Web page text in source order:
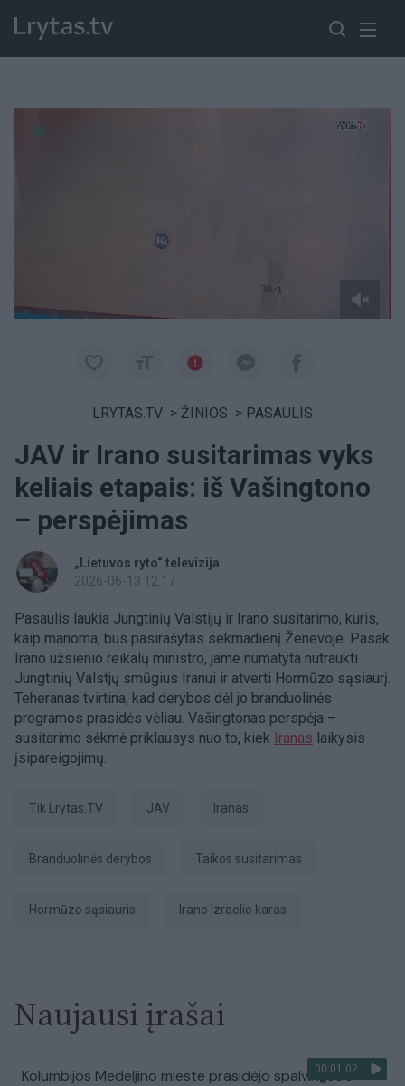
LRYTAS.TV > ŽINIOS > PASAULIS
JAV ir Irano susitarimas vyks
keliais etapais: iš Vašingtono
– perspėjimas
„Lietuvos ryto“ televizija
2026-06-13 12:17
Pasaulis laukia Jungtinių Valstijų ir Irano susitarimo, kuris,
kaip manoma, bus pasirašytas sekmadienį Ženevoje. Pasak
Irano užsienio reikalų ministro, jame numatyta nutraukti
Jungtinių Valstjų smūgius Iranui ir atverti Hormūzo sąsiaurį.
Teheranas tvirtina, kad derybos dėl jo branduolinės
programos prasidės vėliau. Vašingtonas perspėja –
susitarimo sėkmė priklausys nuo to, kiek Iranas laikysis
įsipareigojimų.
tik Lrytas.TV JAV Iranas
branduolinės derybos taikos susitarimas
Hormūzo sąsiauris Irano Izraelio karas
Naujausi įrašai
00:01:02
Kolumbijos Medeljino mieste prasidėjo spalvingasis